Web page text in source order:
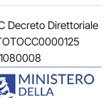
Decreto Direttoriale